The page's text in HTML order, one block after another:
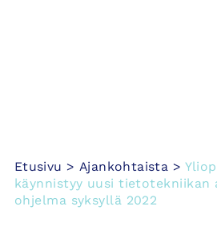
Etusivu >Ajankohtaista >
käynnistyy uusi
ohjelma syksyllä 2022